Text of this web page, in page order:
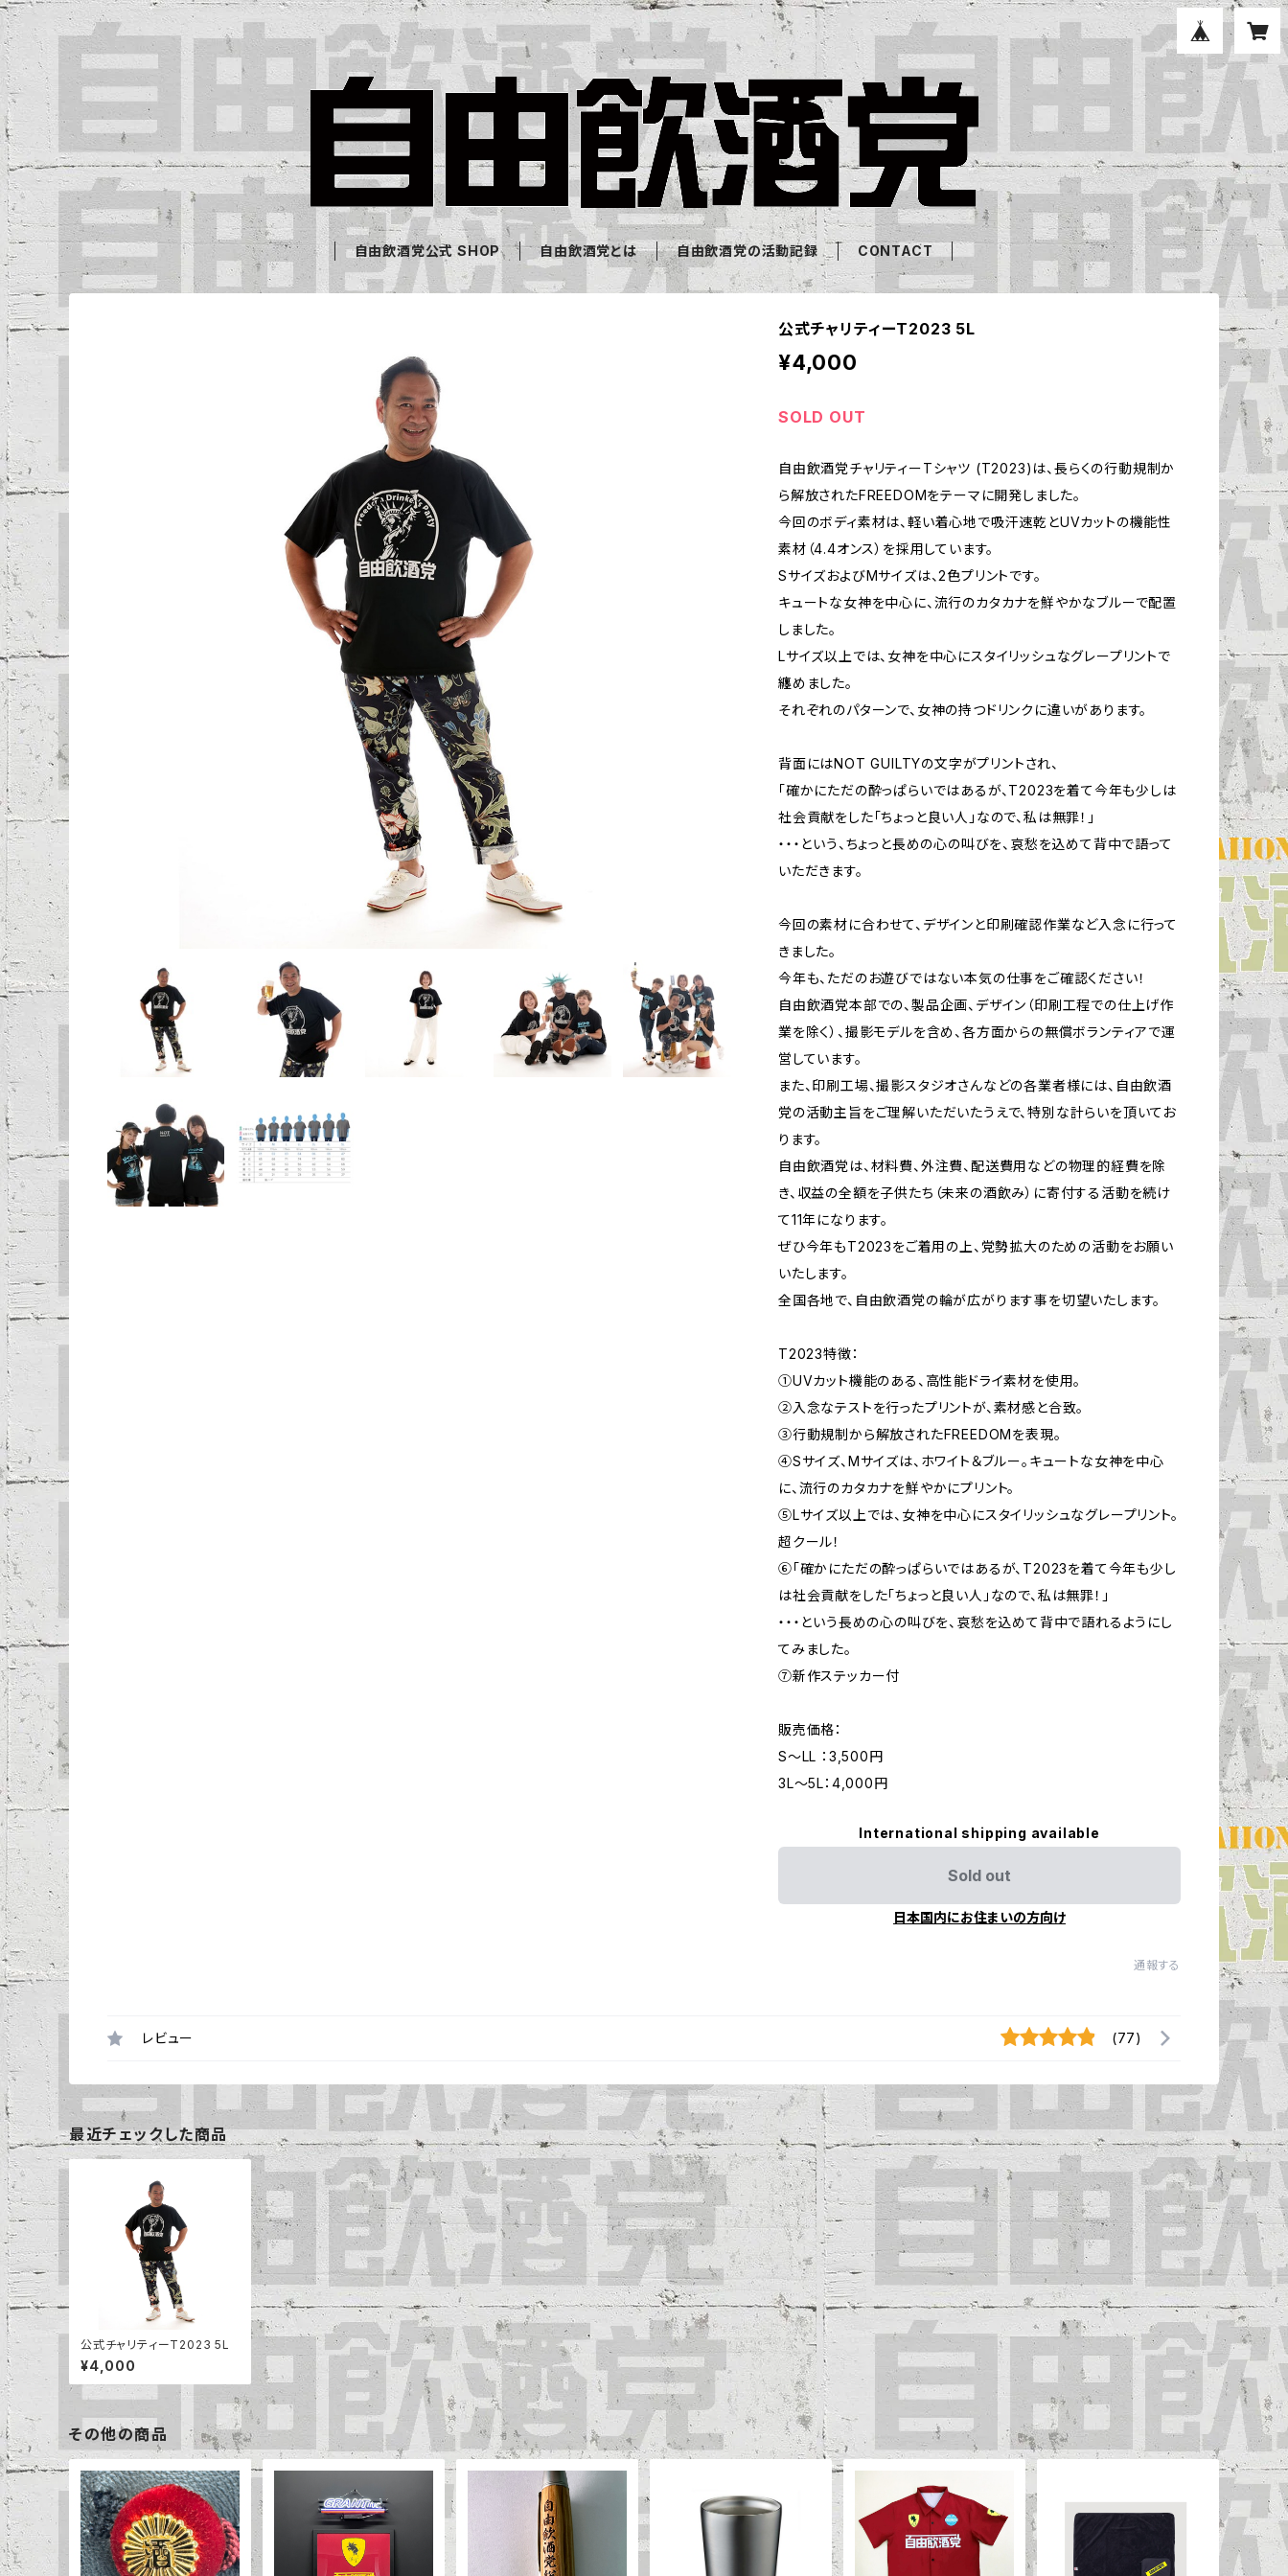
自由飲酒党公式 SHOP 自由飲酒党とは 自由飲酒党の活動記録 CONTACT
公式チャリティーT2023 5L
¥4,000
SOLD OUT
自由飲酒党チャリティーTシャツ (T2023)は、長らくの行動規制か
ら解放されたFREEDOMをテーマに開発しました。
今回のボディ素材は、軽い着心地で吸汗速乾とUVカットの機能性
素材（4.4オンス）を採用しています。
SサイズおよびMサイズは、2色プリントです。
キュートな女神を中心に、流行のカタカナを鮮やかなブルーで配置
しました。
Lサイズ以上では、女神を中心にスタイリッシュなグレープリントで
纏めました。
それぞれのパターンで、女神の持つドリンクに違いがあります。
背面にはNOT GUILTYの文字がプリントされ、
「確かにただの酔っぱらいではあるが、T2023を着て今年も少しは
社会貢献をした「ちょっと良い人」なので、私は無罪！」
・・・という、ちょっと長めの心の叫びを、哀愁を込めて背中で語って
いただきます。
今回の素材に合わせて、デザインと印刷確認作業など入念に行って
きました。
今年も、ただのお遊びではない本気の仕事をご確認ください！
自由飲酒党本部での、製品企画、デザイン（印刷工程での仕上げ作
業を除く）、撮影モデルを含め、各方面からの無償ボランティアで運
営しています。
また、印刷工場、撮影スタジオさんなどの各業者様には、自由飲酒
党の活動主旨をご理解いただいたうえで、特別な計らいを頂いてお
ります。
自由飲酒党は、材料費、外注費、配送費用などの物理的経費を除
き、収益の全額を子供たち（未来の酒飲み）に寄付する活動を続け
て11年になります。
ぜひ今年もT2023をご着用の上、党勢拡大のための活動をお願い
いたします。
全国各地で、自由飲酒党の輪が広がります事を切望いたします。
T2023特徴：
➀UVカット機能のある、高性能ドライ素材を使用。
②入念なテストを行ったプリントが、素材感と合致。
③行動規制から解放されたFREEDOMを表現。
④Sサイズ、Mサイズは、ホワイト＆ブルー。キュートな女神を中心
に、流行のカタカナを鮮やかにプリント。
⑤Lサイズ以上では、女神を中心にスタイリッシュなグレープリント。
超クール！
⑥「確かにただの酔っぱらいではあるが、T2023を着て今年も少し
は社会貢献をした「ちょっと良い人」なので、私は無罪！」
・・・という長めの心の叫びを、哀愁を込めて背中で語れるようにし
てみました。
⑦新作ステッカー付
販売価格：
S～LL ：3,500円
3L～5L：4,000円
International shipping available
Sold out
日本国内にお住まいの方向け
通報する
レビュー (77)
最近チェックした商品
公式チャリティーT2023 5L
¥4,000
その他の商品